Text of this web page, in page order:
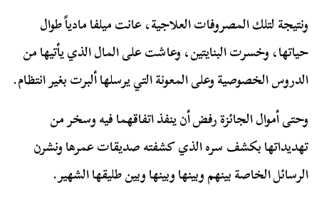
ونتيجة لتلك المصروفات العلاجية، عانت ميلفا مادياً طوال
حياتها، وخسرت البنايتين، وعاشت على المال الذي يأتيها من
الدروس الخصوصية وعلى المعونة التي يرسلها ألبرت بغير انتظام.
وحتى أموال الجائزة رفض أن ينفذ اتفاقهما فيه وسخر من
تهديداتها بكشف سره الذي كشفته صديقات عمرها ونشرن
الرسائل الخاصة بينهم وبينها وبينها وبين طليقها الشهير.